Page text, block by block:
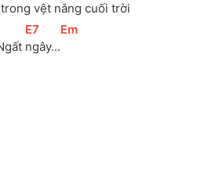
trong vệt nắng cuối trời
[E7
ngây...
[Em